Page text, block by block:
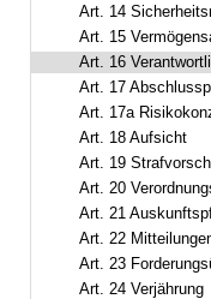
Art. 14
Art. 15
Art. 16
Art. 17
Art. 17a
Art. 18 Aufsicht
Art. 19
Art. 20
Art. 21
Art. 22
Art. 23
Art. 24 Verjährung